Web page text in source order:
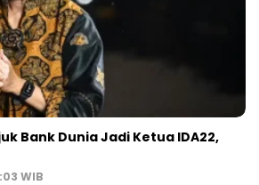
Bank Dunia Jadi Ketua IDA22,
WIB